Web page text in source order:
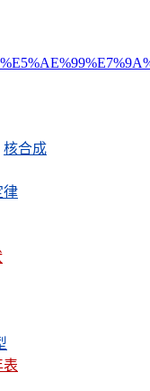
核合成
律
表